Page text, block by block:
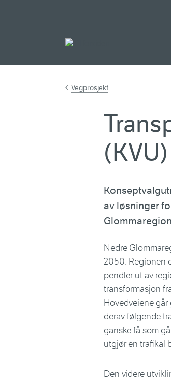
Vegprosjekt
(KVU)
av løsninger
Nedre
2050. Regionen
pendler ut av
transformasjon
Hovedveiene
derav følgende
ganske få som
utgjør en trafikal
Den videre